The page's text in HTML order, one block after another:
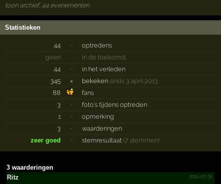
toon archief, 44 evenementen
Statistieken
44 ·
optredens
geen
·
in de toekomst
44
·
in het verleden
345
× bekeken sinds 3 april 2013
88
fans
3
·
foto's tijdens optreden
1
·
opmerking
3
·
waarderingen
zeer goed
· stemresultaat (7 stemmen)
3 waarderingen
Ritz
2011-07-31